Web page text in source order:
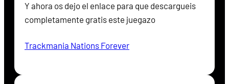
t
o
d
Y ahora os dejo el enlace para que descargueis
completamente gratis este juegazo
Trackmania Nations Forever